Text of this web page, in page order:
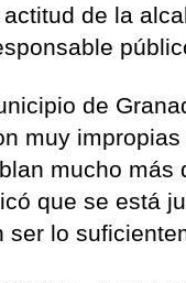
de la
de
muy
mucho
que se está
lo